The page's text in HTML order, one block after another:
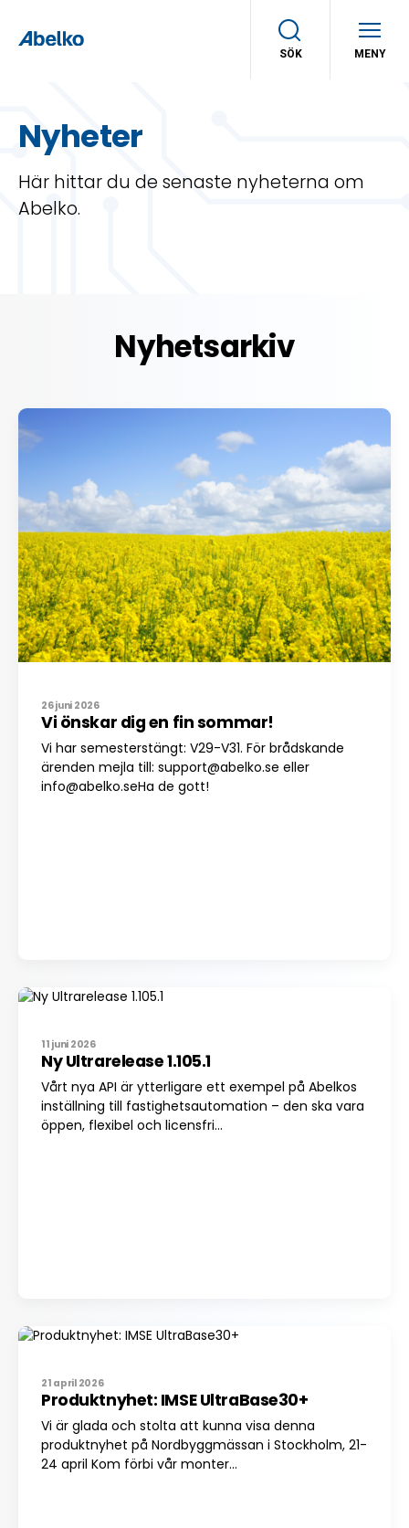
SÖK MENY
Nyheter
Här hittar du de senaste nyheterna om
Abelko.
Nyhetsarkiv
26 juni 2026
Vi önskar dig en fin sommar!
Vi har semesterstängt: V29-V31. För brådskande
ärenden mejla till: support@abelko.se eller
info@abelko.seHa de gott!
11 juni 2026
Ny Ultrarelease 1.105.1
Vårt nya API är ytterligare ett exempel på Abelkos
inställning till fastighetsautomation – den ska vara
öppen, flexibel och licensfri...
21 april 2026
Produktnyhet: IMSE UltraBase30+
Vi är glada och stolta att kunna visa denna
produktnyhet på Nordbyggmässan i Stockholm, 21-
24 april Kom förbi vår monter...